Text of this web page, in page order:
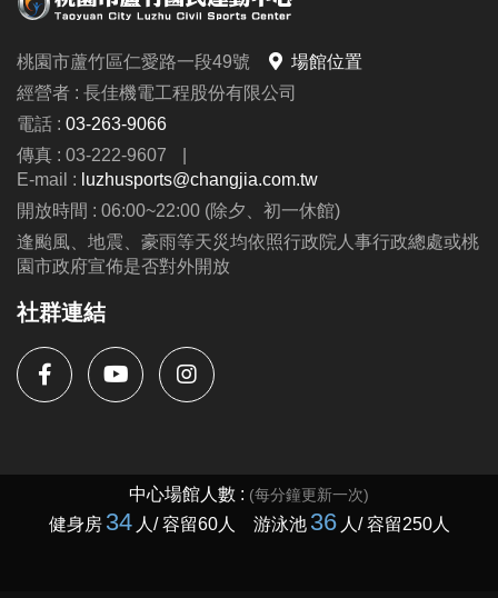
桃園市蘆竹區仁愛路一段49號
場館位置
經營者 : 長佳機電工程股份有限公司
電話 : 03-263-9066
傳真 : 03-222-9607
|
E-mail : luzhusports@changjia.com.tw
開放時間 : 06:00~22:00 (除夕、初一休館)
逢颱風、地震、豪雨等天災均依照行政院人事行政總處或桃
園市政府宣佈是否對外開放
社群連結